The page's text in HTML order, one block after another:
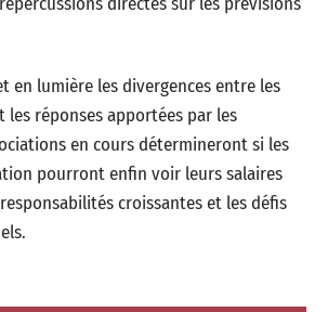
en lumière les divergences entre les
les réponses apportées par les
en cours détermineront si les
pourront enfin voir leurs salaires
croissantes et les défis